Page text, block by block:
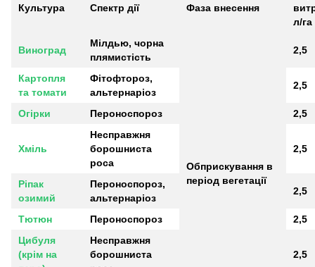
Культура Спектр дії Фаза внесення
л/га
Виноград
Мілдью, чорна
плямистість
Обприскування в
період вегетації
2,5
Картопля
та томати
Фітофтороз,
альтернаріоз
2,5
Огірки Пероноспороз 2,5
Хміль
Несправжня
борошниста
роса
2,5
Ріпак
озимий
Пероноспороз,
альтернаріоз
2,5
Тютюн Пероноспороз
2,5
Цибуля
(крім на
Несправжня
борошниста
2,5